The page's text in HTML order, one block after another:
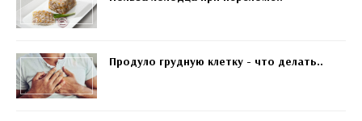
Продуло грудную клетку - что делать..